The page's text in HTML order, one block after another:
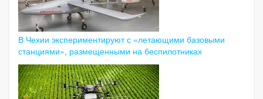
В Чехии экспериментируют с «летающими базовыми
станциями», размещенными на беспилотниках